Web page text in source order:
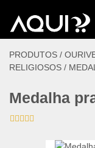
PRODUTOS /
RELIGIOSOS /
Medalha